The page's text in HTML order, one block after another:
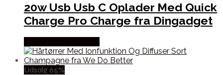
20w Usb Usb C Oplader Med Quick
Charge Pro Charge fra Dingadget
Udsalg 65%